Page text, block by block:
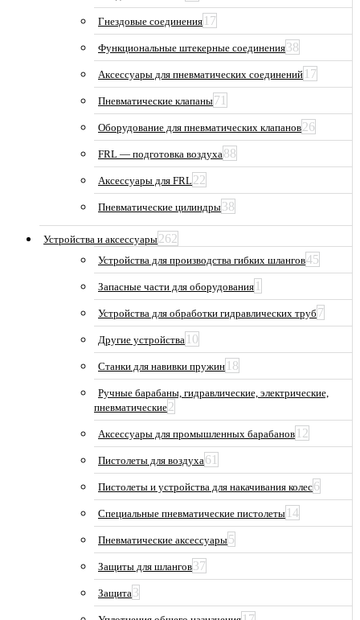
Гнездовые соединения 17
Функциональные штекерные соединения38
Аксессуары для пневматических соединений 17
Пневматические клапаны71
Оборудование для пневматических клапанов26
FRL — подготовка воздуха88
Аксессуары для FRL22
Пневматические цилиндры38
Устройства и аксессуары262
Устройства для производства гибких шлангов45
Запасные части для оборудования 1
Устройства для обработки гидравлических труб 7
Другие устройства 10
Станки для навивки пружин 18
Ручные барабаны, гидравлические, электрические,
пневматические2
Аксессуары для промышленных барабанов 12
Пистолеты для воздуха61
Пистолеты и устройства для накачивания колес6
Специальные пневматические пистолеты 14
Пневматические аксессуары5
Защиты для шлангов37
Защита3